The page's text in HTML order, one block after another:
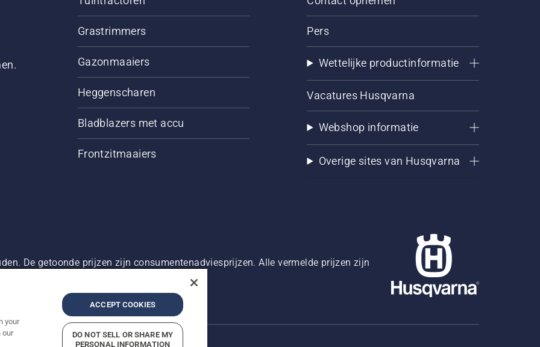
Grastrimmers
Gazonmaaiers
Heggenscharen
Bladblazers met accu
Frontzitmaaiers
Pers
Wettelijke productinformatie
Vacatures Husqvarna
Webshop informatie
Overige sites van Husqvarna
De getoonde prijzen zijn consumentenadviesprijzen. Alle vermelde prijzen zijn
Bedrijfsgegevens Report Suspected Violations
your
our
ACCEPT COOKIES
DO NOT SELL OR SHARE MY
PERSONAL INFORMATION